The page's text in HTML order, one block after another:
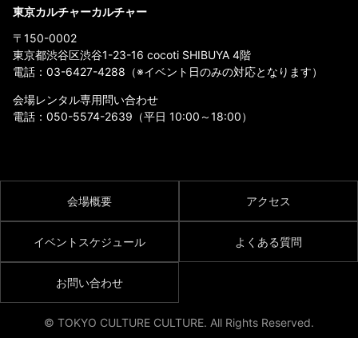
東京カルチャーカルチャー
〒150-0002
東京都渋谷区渋谷1-23-16 cocoti SHIBUYA 4階
電話： 03-6427-4288 （※イベント日のみの対応となります）
会場レンタル専用問い合わせ
電話： 050-5574-2639 （平日 10:00～18:00）
会場概要 アクセス
イベントスケジュール よくある質問
お問い合わせ
© TOKYO CULTURE CULTURE. All Rights Reserved.